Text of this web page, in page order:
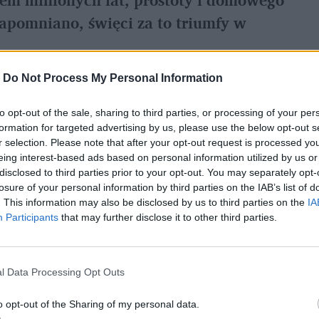
Do Not Process My Personal Information
opt-out of the sale, sharing to third parties, or processing of your
for targeted advertising by us, please use the below opt-out
selection. Please note that after your opt-out request is processed
interest-based ads based on personal information utilized by us
to third parties prior to your opt-out. You may separately
of your personal information by third parties on the IAB’s list of
This information may also be disclosed by us to third parties on the
Participants that may further disclose it to other third parties.
Data Processing Opt Outs
opt-out of the Sharing of my personal data.
święci za to triumfy w
medium w Google
smaku. Dlaczego
przez bardziej "nowoczesne"
(Leberwurst, inaczej leberka) cieszy się